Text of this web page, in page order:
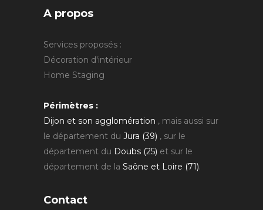
A propos
Services proposés :
Décoration d'intérieur
Home Staging
Périmètres :
Dijon et son agglomération , mais aussi sur
le département du Jura (39) , sur le
département du Doubs (25) et sur le
département de la Saône et Loire (71).
Contact